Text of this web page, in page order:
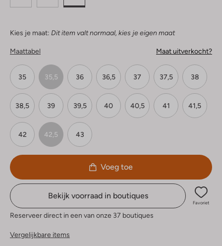
Kies je maat: Dit item valt normaal, kies je eigen maat
Maattabel Maat uitverkocht?
35 35,5 36 36,5 37 37,5 38
38,5 39 39,5 40 40,5 41 41,5
42 42,5 43
Voeg toe
Bekijk voorraad in boutiques
Favoriet
Reserveer direct in een van onze 37 boutiques
Vergelijkbare items